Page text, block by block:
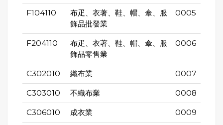
F104110
布疋、衣著、鞋、帽、傘、服
飾品批發業
0005
F204110
布疋、衣著、鞋、帽、傘、服
飾品零售業
0006
C302010 織布業 0007
C303010 不織布業 0008
C306010 成衣業 0009